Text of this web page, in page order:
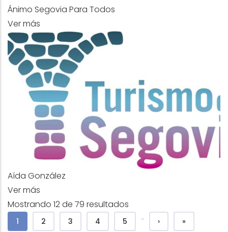
Ánimo Segovia Para Todos
Ver más
Aída González
Ver más
Mostrando 12 de 79 resultados
Pagination
Page courante
1 Página
2 Página
3 Página
4 Página
5 … Page suivante
› Dernière
»